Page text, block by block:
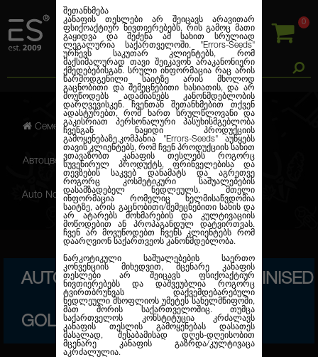
0
შეთანხმება
კანაფის თესლები არ შეიცავს არავითარ
ფსიქოაქტიურ ნივთიერებებს, რის გამოც მათი
გაყიდვა და შეძენა ამ სახით სრულიად
ლეგალურია საქართველოში. "Errors-Seeds"
ურჩევს საკუთარ კლიენტებს, რომ
მაქსიმალურად თავი შეიკავონ არაკანონიერი
ქმედებებისგან. სრული ინფორმაცია რაც არის
წარმოდგენილი საიტზე არის მხოლოდ
გაცნობითი და შემეცნებითი ხასიათის, და არ
მოუწოდებს ადამიანებს კანონმდებლობის
დარღვევისკენ. ჩვენთან შეთანხმებით თქვენ
ადასტურებთ, რომ ხართ სრულწლოვანი და
გაკისრიათ პერსონალური პასუხისმგებლობა
ჩვენგან ნაყიდი პროდუქციის
გამოყენებაზე.კომპანია
"Errors-Seeds" აუწყებს
თავის კლიენტებს, რომ ჩვენ პროდუქციის სახით
ვთავაზობთ კანაფის თესლებს როგორც
სუვენირულ პროდუქტს, ფრინველებისა და
თევზების საკვებ დანამატს და აგრეთვე
როგორც კოსმეტიკური საშუალებების
დასამზადებელ ნედლეულს. მთელი
ინფორმაცია რომელიც ხელმისაწვდომია
საიტზე, არის გაცნობითი/შემეცნებითი სახის და
არ ატარებს მოხმარების და კულტივაციის
მოწოდებით ან პროპაგანდულ დატვირთვას.
ჩვენ არ მოვუწოდებთ ჩვენს კლიენტებს რომ
დაარღვიონ საქართვეოს კანონმდებლობა.
ნარკოტიკული საშუალებების საერთო
კონვენციის მიხედვით, მცენარე კანაფის
თესლები არ შეიცავს ფსიქოაქტიურ
ნივთიერებებს და დაშვეუბლია როგორც
ტვირთბრუნვას დაქვემდებარებული
ნედლეული მსოფლიოს უმეტეს სახელმწიფოში,
მათ შორის საქართველოშიც. თუმცა
საქართველოს კონსტიტუცია კრძალავს
კანაფის თესლის გამოყენებას დასათეს
მასალად, შესაბამისად დღეს-დღეისობით
მცენარე კანაფის გაზრდა/კულტივაცა
აკრძალულია.
Семена марихуаны
Автоцветущие феминизированные
Auto Northern Lights Feminised Gold
AUTO NORTHERN LIGHTS FEMINISED
GOLD